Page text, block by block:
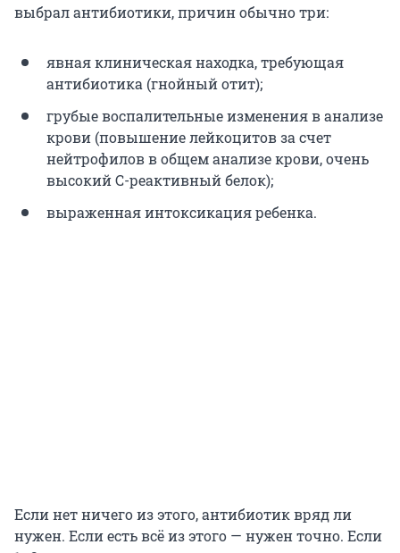
выбрал антибиотики, причин обычно три:
явная клиническая находка, требующая
антибиотика (гнойный отит);
грубые воспалительные изменения в анализе
крови (повышение лейкоцитов за счет
нейтрофилов в общем анализе крови, очень
высокий С-реактивный белок);
выраженная интоксикация ребенка.
Если нет ничего из этого, антибиотик вряд ли
нужен. Если есть всё из этого — нужен точно. Если